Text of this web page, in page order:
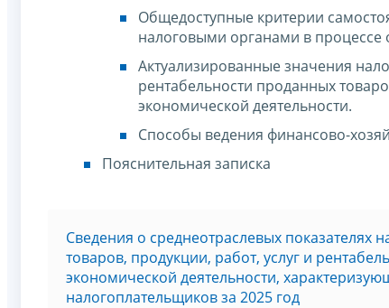
Общедоступные критерии
налоговыми органами в процессе
Актуализированные значения
рентабельности проданных
экономической деятельности.
Способы ведения финансово-
Пояснительная записка
Сведения о среднеотраслевых показателях
товаров, продукции, работ, услуг и
экономической деятельности,
налогоплательщиков за 2025 год